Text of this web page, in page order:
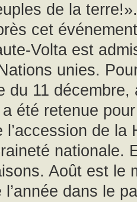
de la
cet événement
Volta est
unies.
du 11 décembre,
a été retenue
l’accession de la
nationale.
Août est le
dans le